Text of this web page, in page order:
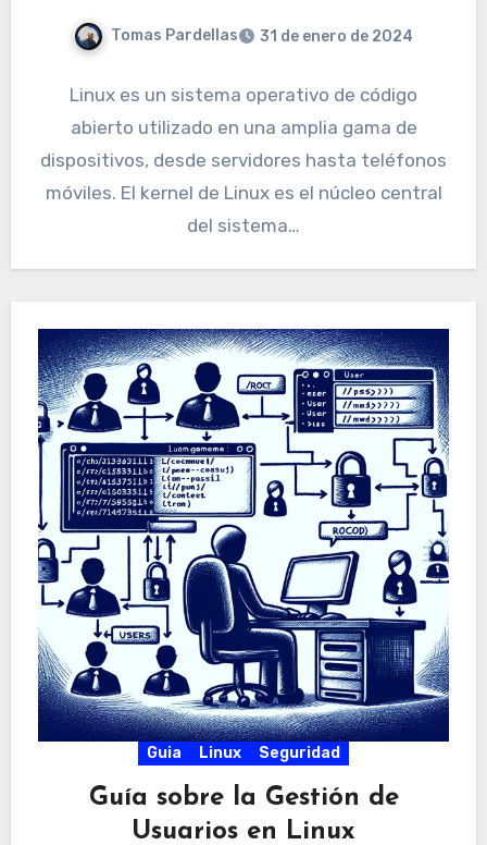
Tomas Pardellas 31 de enero de 2024
Linux es un sistema operativo de código
abierto utilizado en una amplia gama de
dispositivos, desde servidores hasta teléfonos
móviles. El kernel de Linux es el núcleo central
del sistema…
Guia Linux Seguridad
Guía sobre la Gestión de
Usuarios en Linux